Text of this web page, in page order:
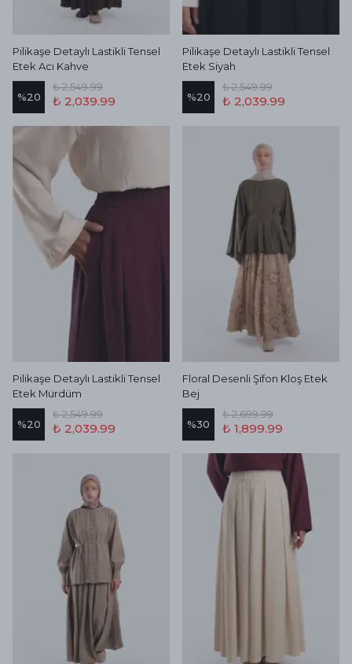
Pilikaşe Detaylı Lastikli Tensel
Etek Acı Kahve
%20
₺ 2,549.99
₺ 2,039.99
Pilikaşe Detaylı Lastikli Tensel
Etek Siyah
%20
₺ 2,549.99
₺ 2,039.99
Pilikaşe Detaylı Lastikli Tensel
Etek Mürdüm
%20
₺ 2,549.99
₺ 2,039.99
Floral Desenli Şifon Kloş Etek
Bej
%30
₺ 2,699.99
₺ 1,899.99